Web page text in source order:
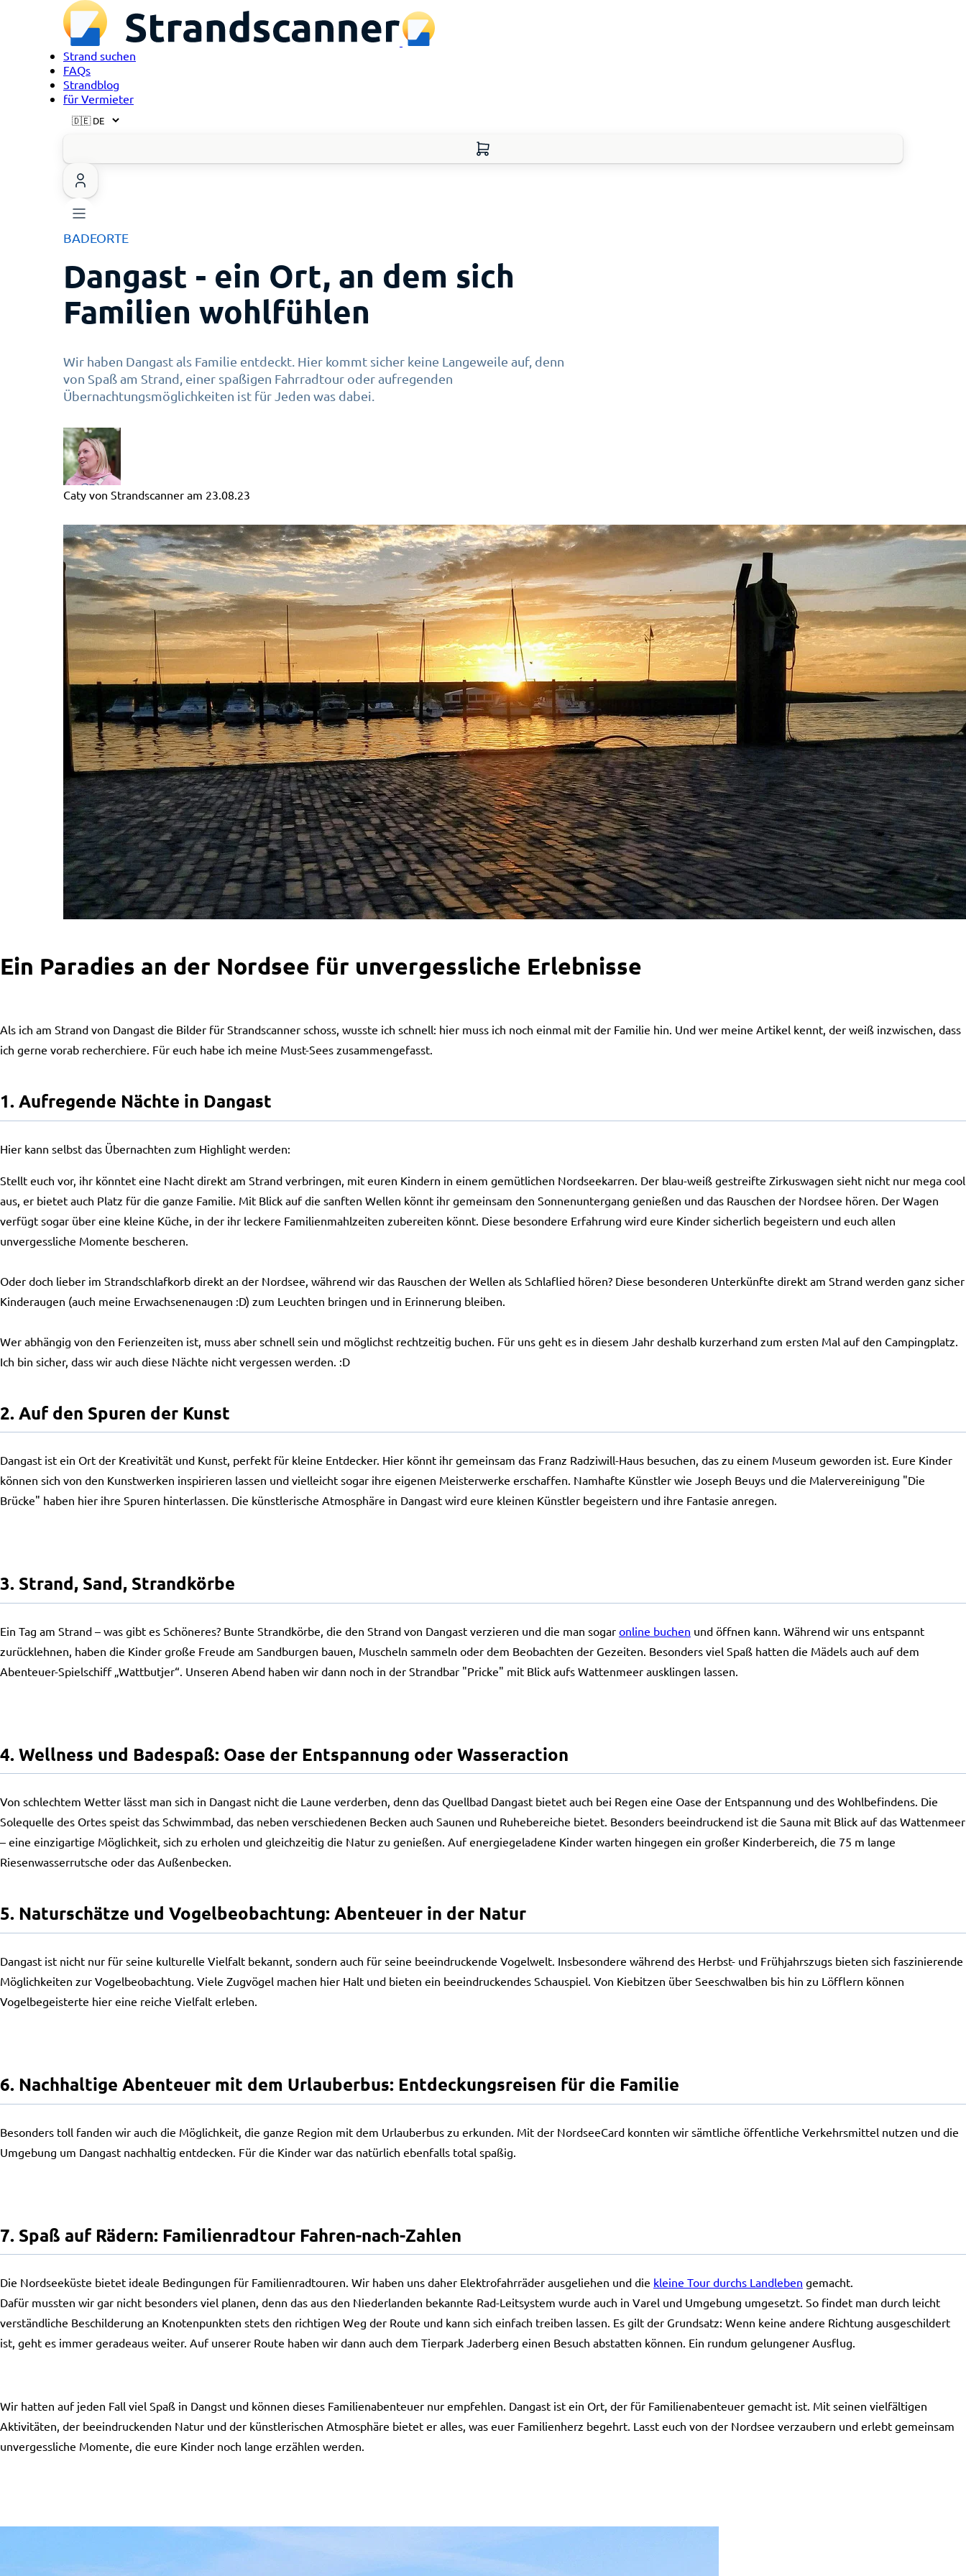
Strand suchen
FAQs
Strandblog
für Vermieter
BADEORTE
Dangast - ein Ort, an dem sich
Familien wohlfühlen
Wir haben Dangast als Familie entdeckt. Hier kommt sicher keine Langeweile auf, denn
von Spaß am Strand, einer spaßigen Fahrradtour oder aufregenden
Übernachtungsmöglichkeiten ist für Jeden was dabei.
Caty von Strandscanner am 23.08.23
Ein Paradies an der Nordsee für unvergessliche Erlebnisse
Als ich am Strand von Dangast die Bilder für Strandscanner schoss, wusste ich schnell: hier muss ich noch einmal mit der Familie hin. Und wer meine Artikel kennt, der weiß inzwischen, dass
ich gerne vorab recherchiere. Für euch habe ich meine Must-Sees zusammengefasst.
1. Aufregende Nächte in Dangast
Hier kann selbst das Übernachten zum Highlight werden:
Stellt euch vor, ihr könntet eine Nacht direkt am Strand verbringen, mit euren Kindern in einem gemütlichen Nordseekarren. Der blau-weiß gestreifte Zirkuswagen sieht nicht nur mega cool
aus, er bietet auch Platz für die ganze Familie. Mit Blick auf die sanften Wellen könnt ihr gemeinsam den Sonnenuntergang genießen und das Rauschen der Nordsee hören. Der Wagen
verfügt sogar über eine kleine Küche, in der ihr leckere Familienmahlzeiten zubereiten könnt. Diese besondere Erfahrung wird eure Kinder sicherlich begeistern und euch allen
unvergessliche Momente bescheren.
Oder doch lieber im Strandschlafkorb direkt an der Nordsee, während wir das Rauschen der Wellen als Schlaflied hören? Diese besonderen Unterkünfte direkt am Strand werden ganz sicher
Kinderaugen (auch meine Erwachsenenaugen :D) zum Leuchten bringen und in Erinnerung bleiben.
Wer abhängig von den Ferienzeiten ist, muss aber schnell sein und möglichst rechtzeitig buchen. Für uns geht es in diesem Jahr deshalb kurzerhand zum ersten Mal auf den Campingplatz.
Ich bin sicher, dass wir auch diese Nächte nicht vergessen werden. :D
2. Auf den Spuren der Kunst
Dangast ist ein Ort der Kreativität und Kunst, perfekt für kleine Entdecker. Hier könnt ihr gemeinsam das Franz Radziwill-Haus besuchen, das zu einem Museum geworden ist. Eure Kinder
können sich von den Kunstwerken inspirieren lassen und vielleicht sogar ihre eigenen Meisterwerke erschaffen. Namhafte Künstler wie Joseph Beuys und die Malervereinigung "Die
Brücke" haben hier ihre Spuren hinterlassen. Die künstlerische Atmosphäre in Dangast wird eure kleinen Künstler begeistern und ihre Fantasie anregen.
3. Strand, Sand, Strandkörbe
Ein Tag am Strand – was gibt es Schöneres? Bunte Strandkörbe, die den Strand von Dangast verzieren und die man sogar online buchen und öffnen kann. Während wir uns entspannt
zurücklehnen, haben die Kinder große Freude am Sandburgen bauen, Muscheln sammeln oder dem Beobachten der Gezeiten. Besonders viel Spaß hatten die Mädels auch auf dem
Abenteuer-Spielschiff „Wattbutjer“. Unseren Abend haben wir dann noch in der Strandbar "Pricke" mit Blick aufs Wattenmeer ausklingen lassen.
4. Wellness und Badespaß: Oase der Entspannung oder Wasseraction
Von schlechtem Wetter lässt man sich in Dangast nicht die Laune verderben, denn das Quellbad Dangast bietet auch bei Regen eine Oase der Entspannung und des Wohlbefindens. Die
Solequelle des Ortes speist das Schwimmbad, das neben verschiedenen Becken auch Saunen und Ruhebereiche bietet. Besonders beeindruckend ist die Sauna mit Blick auf das Wattenmeer
– eine einzigartige Möglichkeit, sich zu erholen und gleichzeitig die Natur zu genießen. Auf energiegeladene Kinder warten hingegen ein großer Kinderbereich, die 75 m lange
Riesenwasserrutsche oder das Außenbecken.
5. Naturschätze und Vogelbeobachtung: Abenteuer in der Natur
Dangast ist nicht nur für seine kulturelle Vielfalt bekannt, sondern auch für seine beeindruckende Vogelwelt. Insbesondere während des Herbst- und Frühjahrszugs bieten sich faszinierende
Möglichkeiten zur Vogelbeobachtung. Viele Zugvögel machen hier Halt und bieten ein beeindruckendes Schauspiel. Von Kiebitzen über Seeschwalben bis hin zu Löfflern können
Vogelbegeisterte hier eine reiche Vielfalt erleben.
6. Nachhaltige Abenteuer mit dem Urlauberbus: Entdeckungsreisen für die Familie
Besonders toll fanden wir auch die Möglichkeit, die ganze Region mit dem Urlauberbus zu erkunden. Mit der NordseeCard konnten wir sämtliche öffentliche Verkehrsmittel nutzen und die
Umgebung um Dangast nachhaltig entdecken. Für die Kinder war das natürlich ebenfalls total spaßig.
7. Spaß auf Rädern: Familienradtour Fahren-nach-Zahlen
Die Nordseeküste bietet ideale Bedingungen für Familienradtouren. Wir haben uns daher Elektrofahrräder ausgeliehen und die kleine Tour durchs Landleben gemacht.
Dafür mussten wir gar nicht besonders viel planen, denn das aus den Niederlanden bekannte Rad-Leitsystem wurde auch in Varel und Umgebung umgesetzt. So findet man durch leicht
verständliche Beschilderung an Knotenpunkten stets den richtigen Weg der Route und kann sich einfach treiben lassen. Es gilt der Grundsatz: Wenn keine andere Richtung ausgeschildert
ist, geht es immer geradeaus weiter. Auf unserer Route haben wir dann auch dem Tierpark Jaderberg einen Besuch abstatten können. Ein rundum gelungener Ausflug.
Wir hatten auf jeden Fall viel Spaß in Dangst und können dieses Familienabenteuer nur empfehlen. Dangast ist ein Ort, der für Familienabenteuer gemacht ist. Mit seinen vielfältigen
Aktivitäten, der beeindruckenden Natur und der künstlerischen Atmosphäre bietet er alles, was euer Familienherz begehrt. Lasst euch von der Nordsee verzaubern und erlebt gemeinsam
unvergessliche Momente, die eure Kinder noch lange erzählen werden.